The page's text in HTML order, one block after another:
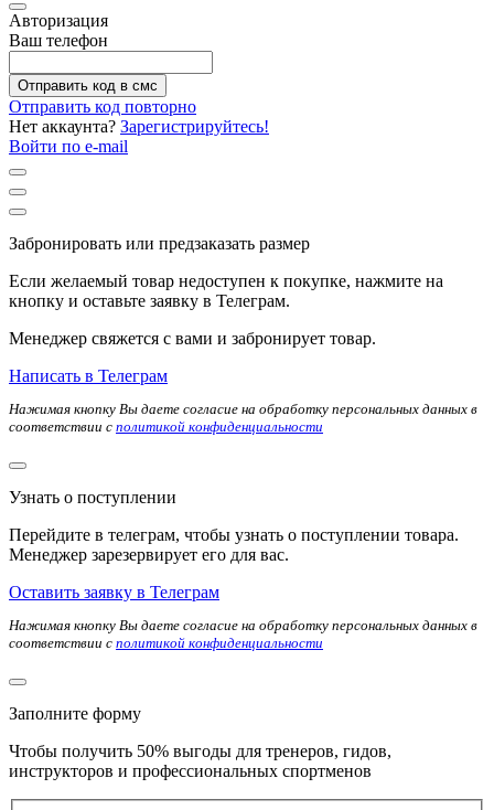
Авторизация
Ваш телефон
Отправить код в смс
Отправить код повторно
Нет аккаунта? Зарегистрируйтесь!
Войти по e-mail
Забронировать или предзаказать размер
Если желаемый товар недоступен к покупке, нажмите на
кнопку и оставьте заявку в Телеграм.
Менеджер свяжется с вами и забронирует товар.
Написать в Телеграм
Нажимая кнопку Вы даете согласие на обработку персональных данных в
соответствии с политикой конфиденциальности
Узнать о поступлении
Перейдите в телеграм, чтобы узнать о поступлении товара.
Менеджер зарезервирует его для вас.
Оставить заявку в Телеграм
Нажимая кнопку Вы даете согласие на обработку персональных данных в
соответствии с политикой конфиденциальности
Заполните форму
Чтобы получить 50% выгоды для тренеров, гидов,
инструкторов и профессиональных спортменов